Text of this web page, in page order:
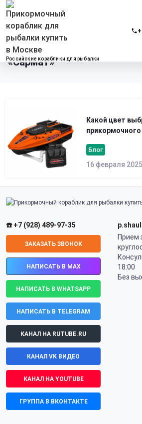
Российские кораблики для рыбалки
Блог
Блог о прикормочных
«Сармат»
Блог
16 февраля 2025
Какой цвет
☎️ +7 (928) 489-97-35
ЗАКАЗАТЬ ЗВОНОК
НАПИСАТЬ В MAX
НАПИСАТЬ В WHATSAPP
НАПИСАТЬ В TELEGRAM
КАНАЛ НА RUTUBE.RU
КАНАЛ VK ВИДЕО
КАНАЛ НА YOUTUBE
ГРУППА В ВКОНТАКТЕ
Прием
18:00
Без